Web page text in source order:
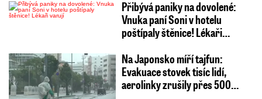
Přibývá paniky na dovolené:
Vnuka paní Soni v hotelu
poštípaly štěnice! Lékaři…
Na Japonsko míří tajfun:
Evakuace stovek tisíc lidí,
aerolinky zrušily přes 500…